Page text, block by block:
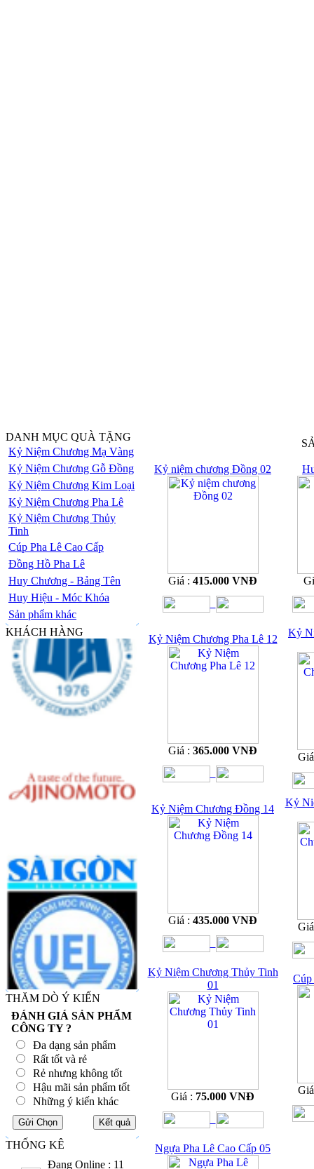
DANH MỤC QUÀ TẶNG
Kỷ Niệm Chương Mạ Vàng
Kỷ Niệm Chương Gỗ Đồng
Kỷ Niệm Chương Kim Loại
Kỷ Niệm Chương Pha Lê
Kỷ Niệm Chương Thủy
Tinh
Cúp Pha Lê Cao Cấp
Đồng Hồ Pha Lê
Huy Chương - Bảng Tên
Huy Hiệu - Móc Khóa
Sản phẩm khác
KHÁCH HÀNG
THĂM DÒ Ý KIẾN
ĐÁNH GIÁ SẢN PHẨM
CÔNG TY ?
Đa dạng sản phẩm
Rất tốt và rẻ
Rẻ nhưng không tốt
Hậu mãi sản phẩm tốt
Những ý kiến khác
THỐNG KÊ
Đang Online : 11
Kỷ niệm chương Đồng 02
Giá : 415.000 VNĐ
Kỷ Niệm Chương Pha Lê 12
Giá : 365.000 VNĐ
Kỷ
Kỷ Niệm Chương Đồng 14
Giá : 435.000 VNĐ
Kỷ
Kỷ Niệm Chương Thủy Tinh
01
Giá : 75.000 VNĐ
Cúp
Ngựa Pha Lê Cao Cấp 05